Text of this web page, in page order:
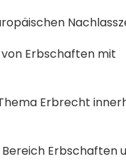
Erbschaften mit
Erbrecht
Erbschaften